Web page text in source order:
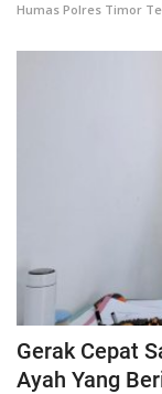
Humas Polres Timor
Gerak Cepat
Ayah Yang